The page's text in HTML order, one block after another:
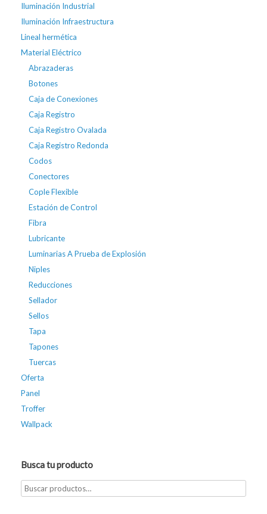
Iluminación Industrial
Iluminación Infraestructura
Lineal hermética
Material Eléctrico
Abrazaderas
Botones
Caja de Conexiones
Caja Registro
Caja Registro Ovalada
Caja Registro Redonda
Codos
Conectores
Cople Flexible
Estación de Control
Fibra
Lubricante
Luminarias A Prueba de Explosión
Niples
Reducciones
Sellador
Sellos
Tapa
Tapones
Tuercas
Oferta
Panel
Troffer
Wallpack
Busca tu producto